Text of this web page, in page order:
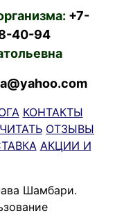
+7-
40-94
КОНТАКТЫ
ЧИТАТЬ ОТЗЫВЫ
АКЦИИ И
Шамбари.